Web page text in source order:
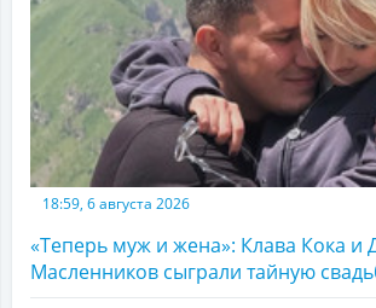
18:59, 6 августа 2026
«Теперь муж и жена»: Клава Кока и
Масленников сыграли тайную